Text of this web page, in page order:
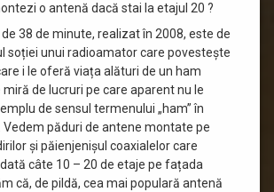
o antenă dacă stai la etajul 20 ?
38 de minute, realizat în 2008, este de
soției unui radioamator care povestește
i le oferă viața alături de un ham
de lucruri pe care aparent nu le
de sensul termenului „ham” în
Vedem păduri de antene montate pe
și păienjenișul coaxialelor care
câte 10 – 20 de etaje pe fațada
că, de pildă, cea mai populară antenă